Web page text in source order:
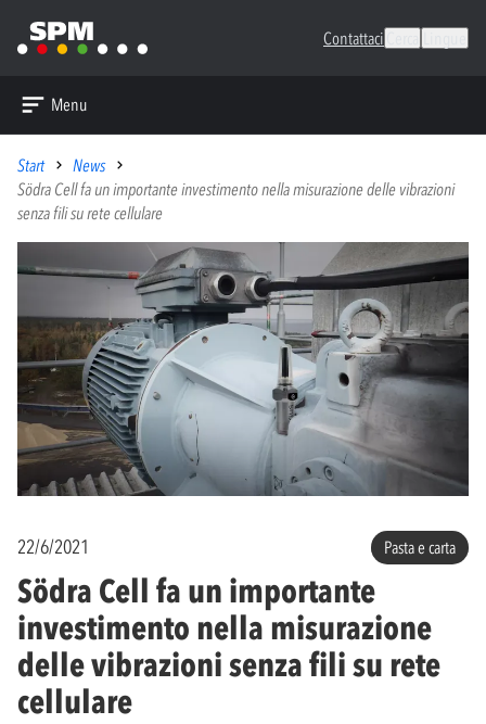
Contattaci
Menu
Start
News
Södra Cell fa un importante investimento nella misurazione delle vibrazioni
senza fili su rete cellulare
22/6/2021 Pasta e carta
Södra Cell fa un importante
investimento nella misurazione
delle vibrazioni senza fili su rete
cellulare